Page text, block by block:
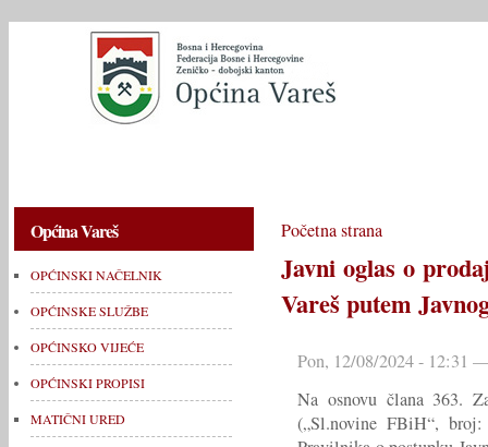
Općina Vareš
OPĆINSKI NAČELNIK
OPĆINSKE SLUŽBE
OPĆINSKO VIJEĆE
OPĆINSKI PROPISI
MATIČNI URED
Početna strana
Javni oglas o
Vareš putem
Pon, 12/08/2024 - 12:31
Na osnovu člana 363.
(„Sl.novine FBiH“,